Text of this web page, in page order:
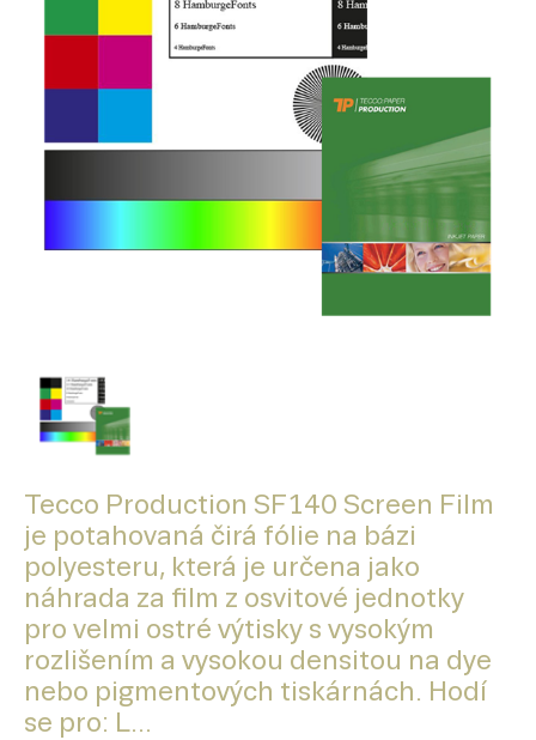
Tecco Production SF140 Screen Film
je potahovaná čirá fólie na bázi
polyesteru, která je určena jako
náhrada za film z osvitové jednotky
pro velmi ostré výtisky s vysokým
rozlišením a vysokou densitou na dye
nebo pigmentových tiskárnách. Hodí
se pro: L...